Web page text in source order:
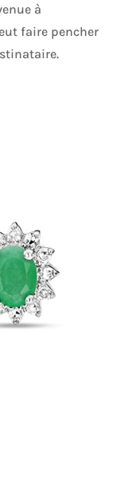
à
faire pencher